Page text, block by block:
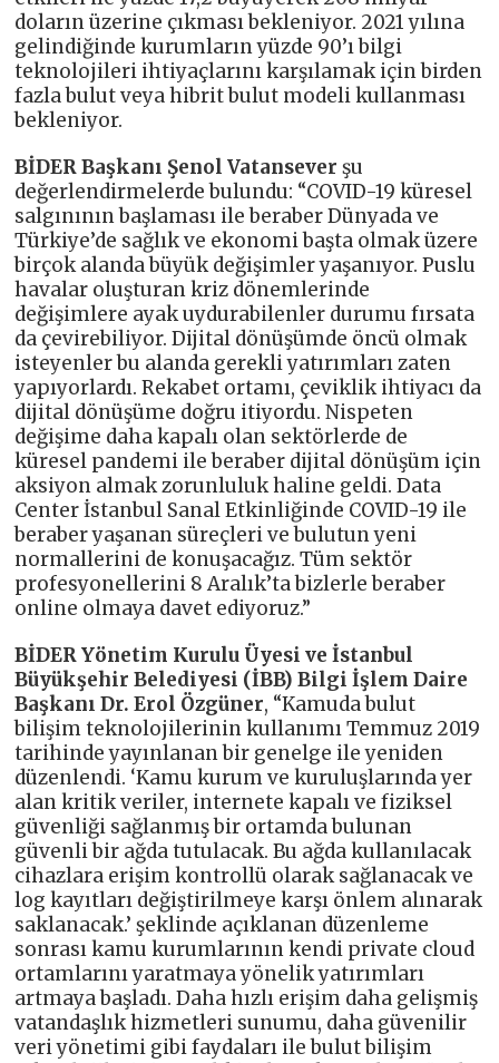
doların üzerine çıkması bekleniyor. 2021 yılına
gelindiğinde kurumların yüzde 90’ı bilgi
teknolojileri ihtiyaçlarını karşılamak için birden
fazla bulut veya hibrit bulut modeli kullanması
bekleniyor.
BİDER Başkanı Şenol Vatansever şu
değerlendirmelerde bulundu: “COVID-19 küresel
salgınının başlaması ile beraber Dünyada ve
Türkiye’de sağlık ve ekonomi başta olmak üzere
birçok alanda büyük değişimler yaşanıyor. Puslu
havalar oluşturan kriz dönemlerinde
değişimlere ayak uydurabilenler durumu fırsata
da çevirebiliyor. Dijital dönüşümde öncü olmak
isteyenler bu alanda gerekli yatırımları zaten
yapıyorlardı. Rekabet ortamı, çeviklik ihtiyacı da
dijital dönüşüme doğru itiyordu. Nispeten
değişime daha kapalı olan sektörlerde de
küresel pandemi ile beraber dijital dönüşüm için
aksiyon almak zorunluluk haline geldi. Data
Center İstanbul Sanal Etkinliğinde COVID-19 ile
beraber yaşanan süreçleri ve bulutun yeni
normallerini de konuşacağız. Tüm sektör
profesyonellerini 8 Aralık’ta bizlerle beraber
online olmaya davet ediyoruz.”
BİDER Yönetim Kurulu Üyesi ve İstanbul
Büyükşehir Belediyesi (İBB) Bilgi İşlem Daire
Başkanı Dr. Erol Özgüner, “Kamuda bulut
bilişim teknolojilerinin kullanımı Temmuz 2019
tarihinde yayınlanan bir genelge ile yeniden
düzenlendi. ‘Kamu kurum ve kuruluşlarında yer
alan kritik veriler, internete kapalı ve fiziksel
güvenliği sağlanmış bir ortamda bulunan
güvenli bir ağda tutulacak. Bu ağda kullanılacak
cihazlara erişim kontrollü olarak sağlanacak ve
log kayıtları değiştirilmeye karşı önlem alınarak
saklanacak.’ şeklinde açıklanan düzenleme
sonrası kamu kurumlarının kendi private cloud
ortamlarını yaratmaya yönelik yatırımları
artmaya başladı. Daha hızlı erişim daha gelişmiş
vatandaşlık hizmetleri sunumu, daha güvenilir
veri yönetimi gibi faydaları ile bulut bilişim